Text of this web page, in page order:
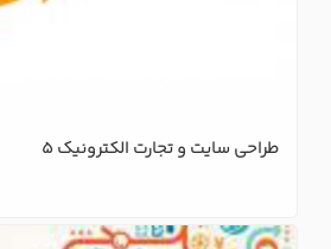
طراحی سایت و تجارت الکترونیک 5